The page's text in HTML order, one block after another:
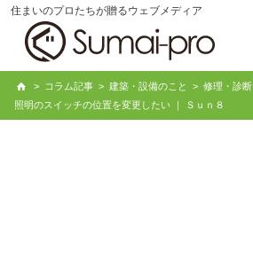
住まいのプロたちが贈るウェブメディア
> コラム記事 > 建築・設備のこと > 修理・診断
照明のスイッチの位置を変更したい ｜ Ｓｕｎ８